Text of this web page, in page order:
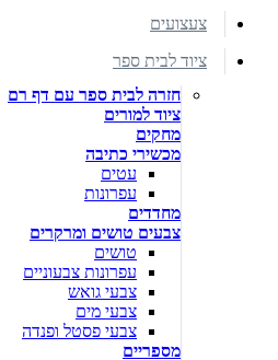
צעצועים
ציוד לבית ספר
חזרה לבית ספר עם דף רם
ציוד למורים
מחקים
מכשירי כתיבה
עטים
עפרונות
מחדדים
צבעים טושים ומרקרים
טושים
עפרונות צבעוניים
צבעי גואש
צבעי מים
צבעי פסטל ופנדה
מספריים